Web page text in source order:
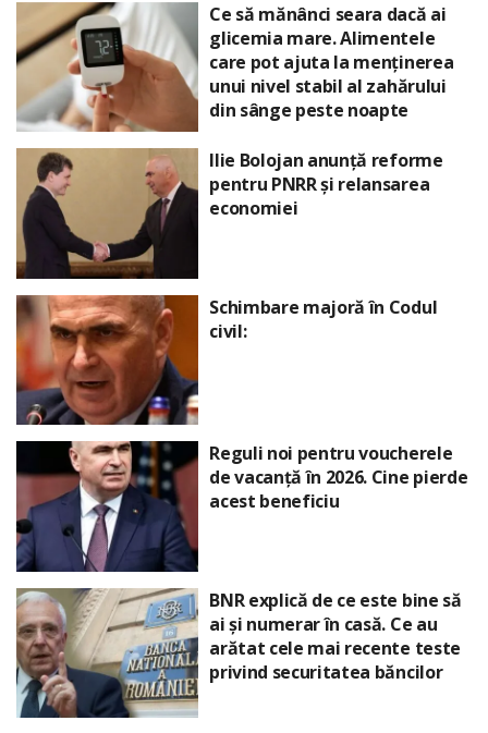
Ce să mănânci seara dacă ai
glicemia mare. Alimentele
care pot ajuta la menținerea
unui nivel stabil al zahărului
din sânge peste noapte
Ilie Bolojan anunță reforme
pentru PNRR și relansarea
economiei
Schimbare majoră în Codul
civil:
Reguli noi pentru voucherele
de vacanță în 2026. Cine pierde
acest beneficiu
BNR explică de ce este bine să
ai și numerar în casă. Ce au
arătat cele mai recente teste
privind securitatea băncilor